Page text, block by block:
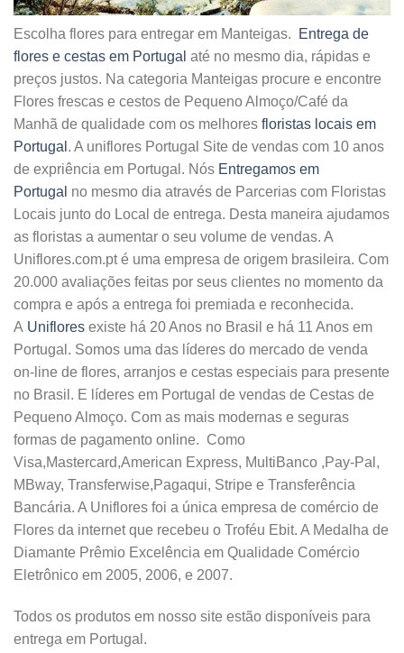
Escolha flores para entregar em Manteigas.
Entrega de
flores e cestas em Portugal até no mesmo dia, rápidas e
preços justos. Na categoria Manteigas procure e encontre
Flores frescas e cestos de Pequeno Almoço/Café da
Manhã de qualidade com os melhores floristas locais em
Portugal . A uniflores Portugal Site de vendas com 10 anos
de expriência em Portugal. Nós Entregamos em
Portugal no mesmo dia através de Parcerias com Floristas
Locais junto do Local de entrega. Desta maneira ajudamos
as floristas a aumentar o seu volume de vendas. A
Uniflores.com.pt é uma empresa de origem brasileira. Com
20.000 avaliações feitas por seus clientes no momento da
compra e após a entrega foi premiada e reconhecida.
A Uniflores existe há 20 Anos no Brasil e há 11 Anos em
Portugal. Somos uma das líderes do mercado de venda
on-line de flores, arranjos e cestas especiais para presente
no Brasil. E líderes em Portugal de vendas de Cestas de
Pequeno Almoço. Com as mais modernas e seguras
formas de pagamento online. Como
Visa,Mastercard,American Express, MultiBanco ,Pay-Pal,
MBway, Transferwise,Pagaqui, Stripe e Transferência
Bancária. A Uniflores foi a única empresa de comércio de
Flores da internet que recebeu o Troféu Ebit. A Medalha de
Diamante Prêmio Excelência em Qualidade Comércio
Eletrônico em 2005, 2006, e 2007.
Todos os produtos em nosso site estão disponíveis para
entrega em Portugal.